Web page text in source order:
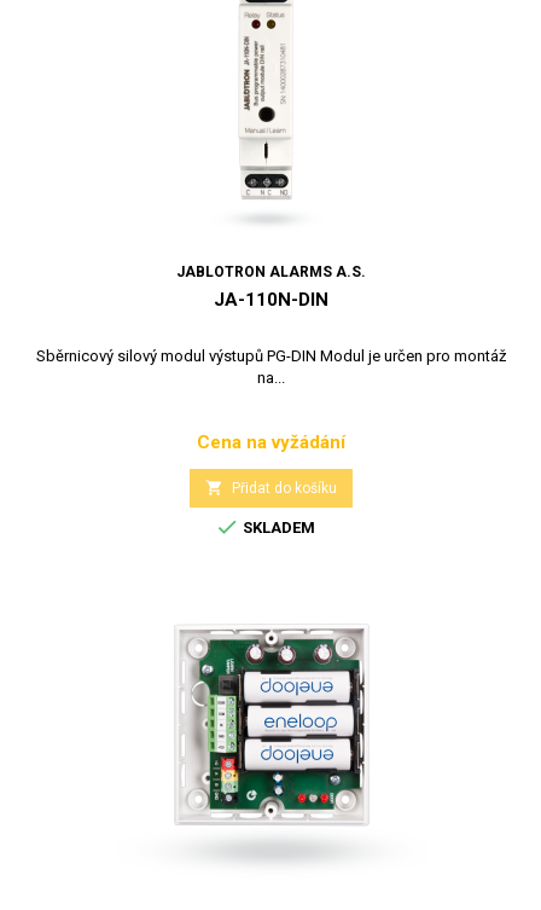
JABLOTRON ALARMS A.S.
JA-110N-DIN
Sběrnicový silový modul výstupů PG-DIN Modul je určen pro montáž
na...
Cena
Cena na vyžádání
 Přidat do košíku
 SKLADEM